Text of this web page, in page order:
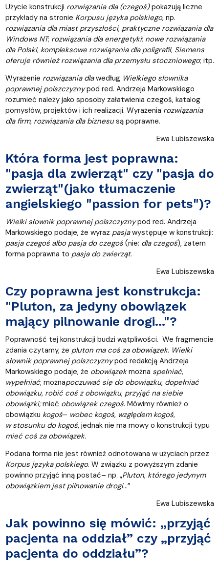
Użycie konstrukcji rozwiązania dla (czegoś)pokazują liczne
przykłady na stronie Korpusu języka polskiego, np.
rozwiązania dla miast przyszłości; praktyczne rozwiązania dla
Windows NT; rozwiązania dla energetyki; nowe rozwiązania
dla Polski; kompleksowe rozwiązania dla poligrafii; Siemens
oferuje również rozwiązania dla przemysłu stoczniowego; itp.
Wyrażenie rozwiązania dlawedług Wielkiego słownika
poprawnej polszczyznypod red. Andrzeja Markowskiego
rozumieć należy jako sposoby załatwienia czegoś, katalog
pomysłów, projektów i ich realizacji. Wyrażenia rozwiązania
dla firm, rozwiązania dla biznesusą poprawne.
Ewa Lubiszewska
Która forma jest poprawna:
"pasja dla zwierząt" czy "pasja do
zwierząt"(jako tłumaczenie
angielskiego "passion for pets")?
Wielki słownik poprawnej polszczyznypod red. Andrzeja
Markowskiego podaje, że wyraz pasjawystępuje w konstrukcji:
pasja czegoś albo pasja do czegoś (nie: dla czegoś), zatem
forma poprawna to pasja do zwierząt.
Ewa Lubiszewska
Czy poprawna jest konstrukcja:
"Pluton, za jedyny obowiązek
mający pilnowanie drogi..."?
Poprawność tej konstrukcji budzi wątpliwości. We fragmencie
zdania czytamy, że pluton ma coś za obowiązek. Wielki
słownik poprawnej polszczyznypod redakcją Andrzeja
Markowskiego podaje, że obowiązekmożna spełniać,
wypełniać; możnapoczuwać się do obowiązku, dopełniać
obowiązku, robić coś z obowiązku, przyjąć na siebie
obowiązki;mieć obowiązek czegoś. Mówimy również o
obowiązku kogoś– wobec kogoś, względem kogoś,
w stosunku do kogoś, jednak nie ma mowy o konstrukcji typu
mieć coś za obowiązek.
Podana forma nie jest również odnotowana w użyciach przez
Korpus języka polskiego. W związku z powyższym zdanie
powinno przyjąć inną postać– np. „Pluton, którego jedynym
obowiązkiem jest pilnowanie drogi…”
Ewa Lubiszewska
Jak powinno się mówić: „przyjąć
pacjenta na oddział” czy „przyjąć
pacjenta do oddziału”?